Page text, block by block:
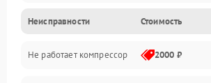
Механика
Электропитание
Неисправности Стоимость
Не работает компрессор 2000 ₽